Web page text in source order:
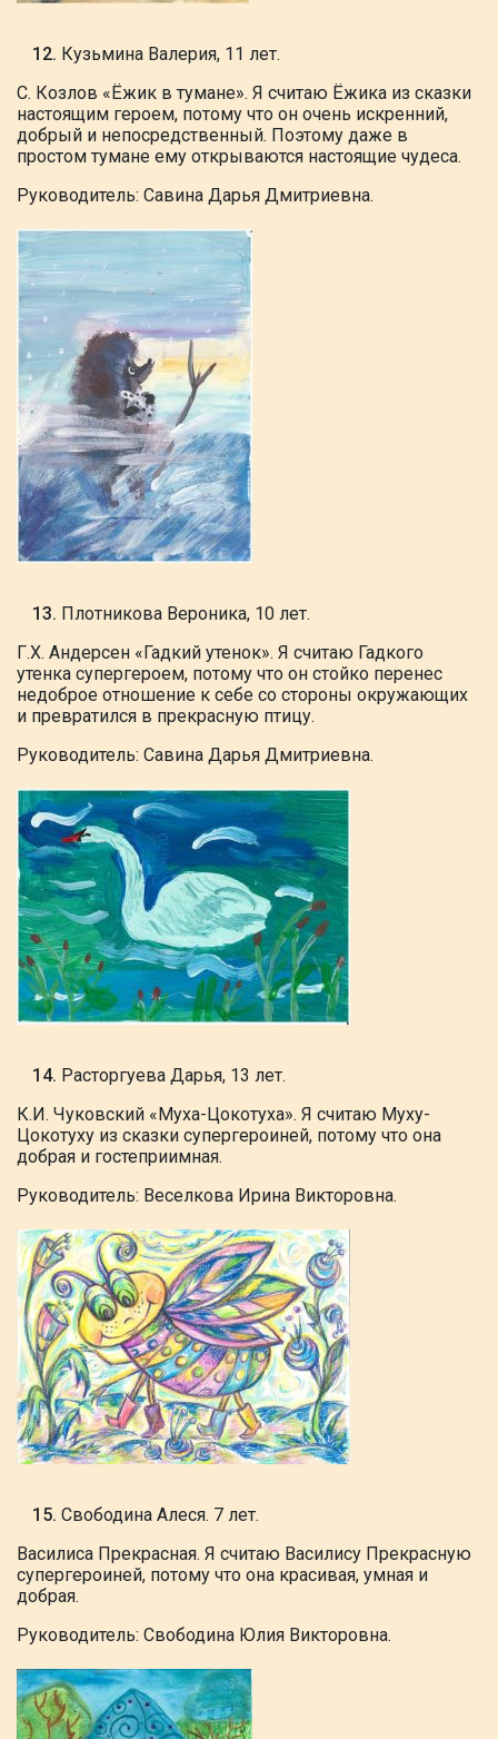
Кузьмина Валерия, 11 лет.
С. Козлов «Ёжик в тумане». Я считаю Ёжика из сказки
настоящим героем, потому что он очень искренний,
добрый и непосредственный. Поэтому даже в
простом тумане ему открываются настоящие чудеса.
Руководитель: Савина Дарья Дмитриевна.
Плотникова Вероника, 10 лет.
Г.Х. Андерсен «Гадкий утенок». Я считаю Гадкого
утенка супергероем, потому что он стойко перенес
недоброе отношение к себе со стороны окружающих
и превратился в прекрасную птицу.
Руководитель: Савина Дарья Дмитриевна.
Расторгуева Дарья, 13 лет.
К.И. Чуковский «Муха-Цокотуха». Я считаю Муху-
Цокотуху из сказки супергероиней, потому что она
добрая и гостеприимная.
Руководитель: Веселкова Ирина Викторовна.
Свободина Алеся. 7 лет.
Василиса Прекрасная. Я считаю Василису Прекрасную
супергероиней, потому что она красивая, умная и
добрая.
Руководитель: Свободина Юлия Викторовна.